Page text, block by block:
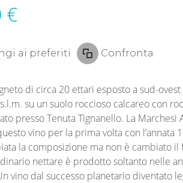
€
ai preferiti Confronta
di circa 20 ettari esposto a sud-
su un suolo roccioso calcareo con
presso Tenuta Tignanello. La Marchesi
vino per la prima volta con l’annata
la composizione ma non è cambiato il
nettare è prodotto soltanto nelle
vino dal successo planetario diventato